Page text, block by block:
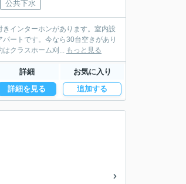
公共下水
インターホンがあります。室内設
ートです。今なら30台空きがあり
クラスホーム刈... もっと見る
詳細 お気に入り
詳細を見る 追加する